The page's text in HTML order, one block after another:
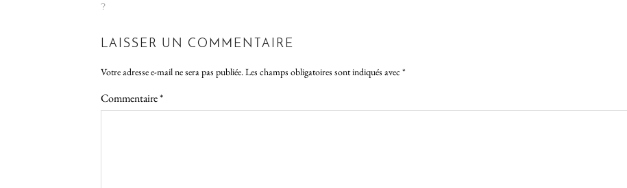
?
LAISSER UN COMMENTAIRE
Votre adresse e-mail ne sera pas publiée.Les champs obligatoires sont indiqués avec *
Commentaire*